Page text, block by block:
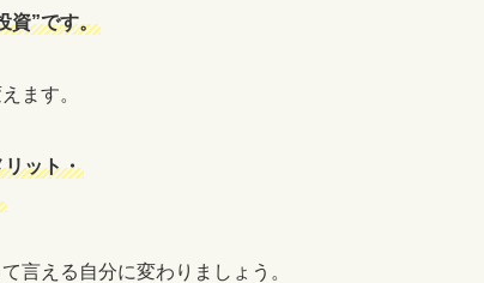
資”です。
ます。
リット・
言える自分に変わりましょう。